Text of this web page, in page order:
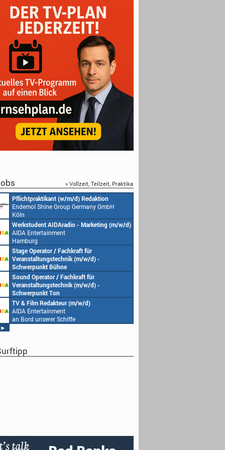
» Vollzeit, Teilzeit, Praktika
Pflichtpraktikant (w/m/d) Redaktion
Endemol Shine Group Germany GmbH
Köln
Werkstudent AIDAradio - Marketing (m/w/d)
AIDA Entertainment
Hamburg
Stage Operator / Fachkraft für
Veranstaltungstechnik (m/w/d) -
Schwerpunkt Bühne
AIDA Entertainment
an Bord unserer Schiffe
Sound Operator / Fachkraft für
Veranstaltungstechnik (m/w/d) -
Schwerpunkt Ton
AIDA Entertainment
an Bord unserer Schiffe
TV & Film Redakteur (m/w/d)
AIDA Entertainment
an Bord unserer Schiffe
►